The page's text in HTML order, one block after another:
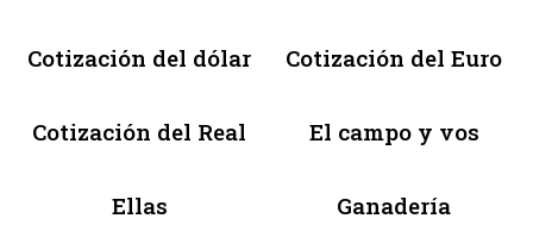
Cotización del dólar Cotización del Euro
Cotización del Real El campo y vos
Ellas Ganadería